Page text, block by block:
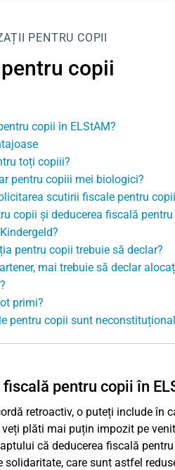
PENTRU COPII
copii
copii în ELStAM?
toți copiii?
pentru copiii mei biologici?
scutirii fiscale pentru
copii și deducerea fiscală
pentru copii trebuie să declar?
mai trebuie să declar
primi?
pentru copii sunt
pentru copii în
retroactiv, o puteți include în
plăti mai puțin impozit pe
că deducerea fiscală
care sunt astfel